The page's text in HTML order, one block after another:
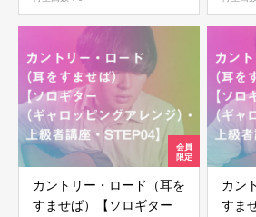
STEP06】
カントリー・ロード（耳を
すませば）【ソロギター
カン
すま
ログイン